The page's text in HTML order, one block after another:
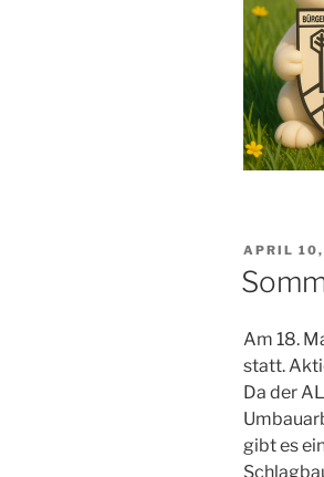
APRIL
Am 18.
statt.
Da der
gibt es